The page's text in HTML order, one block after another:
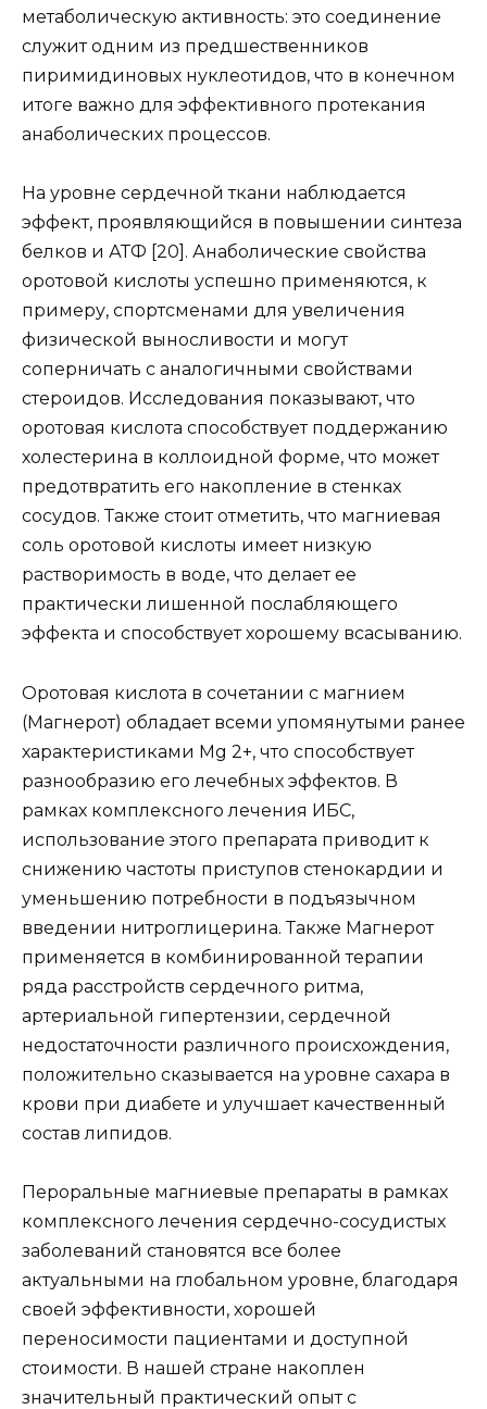
метаболическую активность: это соединение
служит одним из предшественников
пиримидиновых нуклеотидов, что в конечном
итоге важно для эффективного протекания
анаболических процессов.
На уровне сердечной ткани наблюдается
эффект, проявляющийся в повышении синтеза
белков и АТФ [20]. Анаболические свойства
оротовой кислоты успешно применяются, к
примеру, спортсменами для увеличения
физической выносливости и могут
соперничать с аналогичными свойствами
стероидов. Исследования показывают, что
оротовая кислота способствует поддержанию
холестерина в коллоидной форме, что может
предотвратить его накопление в стенках
сосудов. Также стоит отметить, что магниевая
соль оротовой кислоты имеет низкую
растворимость в воде, что делает ее
практически лишенной послабляющего
эффекта и способствует хорошему всасыванию.
Оротовая кислота в сочетании с магнием
(Магнерот) обладает всеми упомянутыми ранее
характеристиками Mg 2+, что способствует
разнообразию его лечебных эффектов. В
рамках комплексного лечения ИБС,
использование этого препарата приводит к
снижению частоты приступов стенокардии и
уменьшению потребности в подъязычном
введении нитроглицерина. Также Магнерот
применяется в комбинированной терапии
ряда расстройств сердечного ритма,
артериальной гипертензии, сердечной
недостаточности различного происхождения,
положительно сказывается на уровне сахара в
крови при диабете и улучшает качественный
состав липидов.
Пероральные магниевые препараты в рамках
комплексного лечения сердечно-сосудистых
заболеваний становятся все более
актуальными на глобальном уровне, благодаря
своей эффективности, хорошей
переносимости пациентами и доступной
стоимости. В нашей стране накоплен
значительный практический опыт с